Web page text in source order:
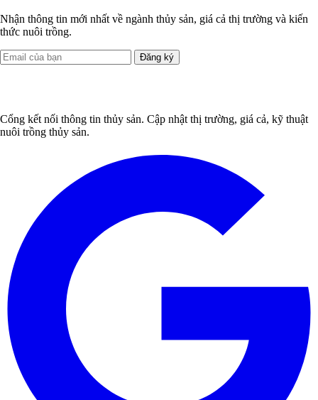
Nhận thông tin mới nhất về ngành thủy sản, giá cả thị trường và kiến
thức nuôi trồng.
Đăng ký
Cổng kết nối thông tin thủy sản. Cập nhật thị trường, giá cả, kỹ thuật
nuôi trồng thủy sản.